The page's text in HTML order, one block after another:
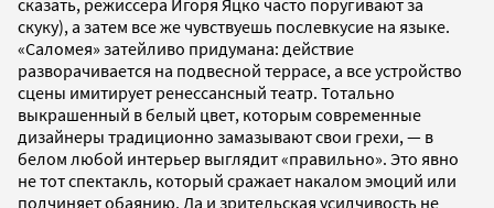
скуку), а затем все же чувствуешь послевкусие на языке.
«Саломея» затейливо придумана: действие
разворачивается на подвесной террасе, а все устройство
сцены имитирует ренессансный театр. Тотально
выкрашенный в белый цвет, которым современные
дизайнеры традиционно замазывают свои грехи, — в
белом любой интерьер выглядит «правильно». Это явно
не тот спектакль, который сражает накалом эмоций или
подчиняет обаянию. Да и зрительская усидчивость не